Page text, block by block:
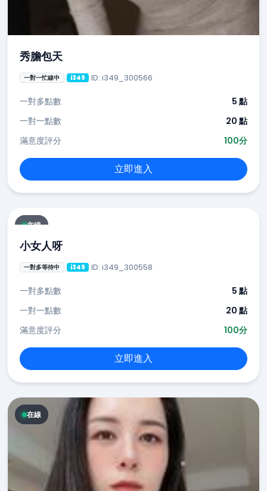
秀膽包天
一對一忙線中 i349 ID: i349_300566
一對多點數
5 點
一對一點數
20 點
滿意度評分
100分
立即進入
在線
小女人呀
一對多等待中 i349 ID: i349_300558
一對多點數
5 點
一對一點數
20 點
滿意度評分
100分
立即進入
在線